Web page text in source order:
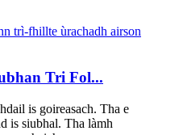
Tri Fol...
is goireasach. Tha e
is siubhal. Tha làmh